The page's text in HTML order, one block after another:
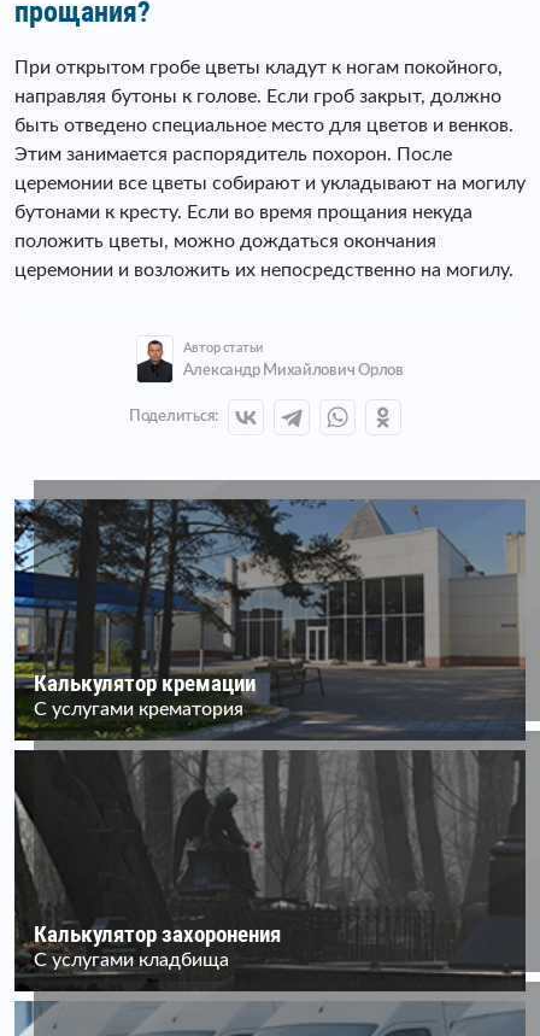
прощания?
При открытом гробе цветы кладут к ногам покойного,
направляя бутоны к голове. Если гроб закрыт, должно
быть отведено специальное место для цветов и венков.
Этим занимается распорядитель похорон. После
церемонии все цветы собирают и укладывают на могилу
бутонами к кресту. Если во время прощания некуда
положить цветы, можно дождаться окончания
церемонии и возложить их непосредственно на могилу.
Автор статьи
Александр Михайлович Орлов
Поделиться:
Калькулятор кремации
С услугами крематория
Калькулятор захоронения
С услугами кладбища